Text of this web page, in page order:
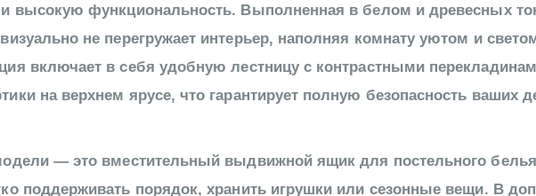
и высокую функциональность. Выполненная в белом и древесных
не перегружает интерьер, наполняя комнату уютом и
включает в себя удобную лестницу с контрастными
на верхнем ярусе, что гарантирует полную безопасность ваших
— это вместительный выдвижной ящик для постельного
поддерживать порядок, хранить игрушки или сезонные вещи. В